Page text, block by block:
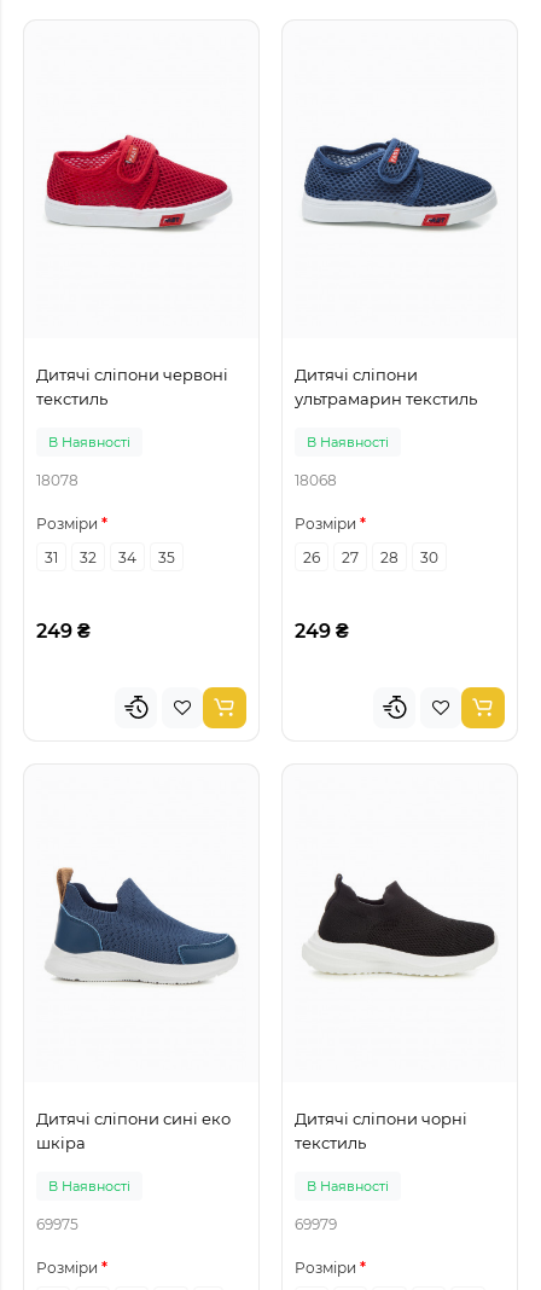
Дитячі сліпони червоні
текстиль
В Наявності
18078
Розміри
31
32 34 35
249 ₴
Дитячі сліпони
ультрамарин текстиль
В Наявності
18068
Розміри
26
27 28 30
249 ₴
Дитячі сліпони сині еко
шкіра
В Наявності
69975
Розміри
Дитячі сліпони чорні
текстиль
В Наявності
69979
Розміри